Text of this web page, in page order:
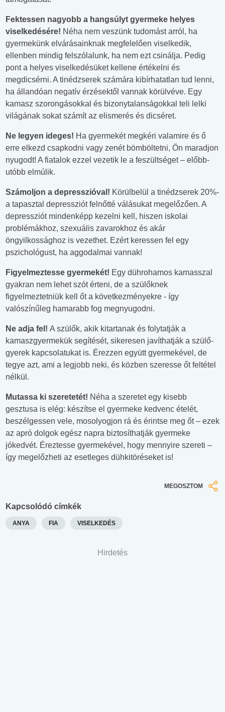
Fektessen nagyobb a hangsúlyt gyermeke helyes
viselkedésére! Néha nem veszünk tudomást arról, ha
gyermekünk elvárásainknak megfelelően viselkedik,
ellenben mindig felszólalunk, ha nem ezt csinálja. Pedig
pont a helyes viselkedésüket kellene értékelni és
megdicsérni. A tinédzserek számára kibírhatatlan tud lenni,
ha állandóan negatív érzésektől vannak körülvéve. Egy
kamasz szorongásokkal és bizonytalanságokkal teli lelki
világának sokat számít az elismerés és dicséret.
Ne legyen ideges! Ha gyermekét megkéri valamire és ő
erre elkezd csapkodni vagy zenét bömböltetni, Ön maradjon
nyugodt! A fiatalok ezzel vezetik le a feszültséget – előbb-
utóbb elmúlik.
Számoljon a depresszióval! Körülbelül a tinédzserek 20%-
a tapasztal depressziót felnőtté válásukat megelőzően. A
depressziót mindenképp kezelni kell, hiszen iskolai
problémákhoz, szexuális zavarokhoz és akár
öngyilkossághoz is vezethet. Ezért keressen fel egy
pszichológust, ha aggodalmai vannak!
Figyelmeztesse gyermekét! Egy dührohamos kamasszal
gyakran nem lehet szót érteni, de a szülőknek
figyelmeztetniük kell őt a következményekre - így
valószínűleg hamarabb fog megnyugodni.
Ne adja fel! A szülők, akik kitartanak és folytatják a
kamaszgyermekük segítését, sikeresen javíthatják a szülő-
gyerek kapcsolatukat is. Érezzen együtt gyermekével, de
tegye azt, ami a legjobb neki, és közben szeresse őt feltétel
nélkül.
Mutassa ki szeretetét! Néha a szeretet egy kisebb
gesztusa is elég: készítse el gyermeke kedvenc ételét,
beszélgessen vele, mosolyogjon rá és érintse meg őt – ezek
az apró dolgok egész napra biztosíthatják gyermeke
jókedvét. Éreztesse gyermekével, hogy mennyire szereti –
így megelőzheti az esetleges dühkitöréseket is!
MEGOSZTOM
Kapcsolódó címkék
ANYA FIA VISELKEDÉS
Hirdetés